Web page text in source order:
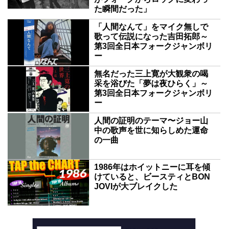
た瞬間だった」
「人間なんて」をマイク無しで
歌って伝説になった吉田拓郎～
第3回全日本フォークジャンボリ
ー
無名だった三上寛が大観衆の喝
采を浴びた「夢は夜ひらく」～
第3回全日本フォークジャンボリ
ー
人間の証明のテーマ〜ジョー山
中の歌声を世に知らしめた運命
の一曲
1986年はホイットニーに耳を傾
けていると、ビースティとBON
JOVIが大ブレイクした